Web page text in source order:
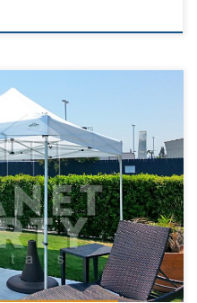
para Renta Tel: 818 207 8502
10ft Carpa $50.00 Carpas para